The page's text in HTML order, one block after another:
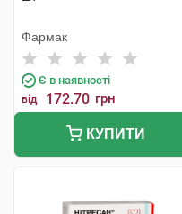
Фармак
Є в наявності
від 172.70 грн
КУПИТИ